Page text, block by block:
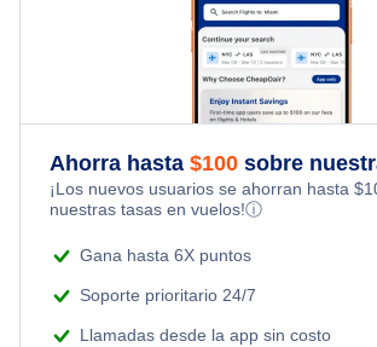
Ahorra hasta $100 sobre
¡Los nuevos usuarios se ahorran hasta $
nuestras tasas en vuelos!ⓘ
Gana hasta 6X puntos
Soporte prioritario 24/7
Llamadas desde la app sin costo